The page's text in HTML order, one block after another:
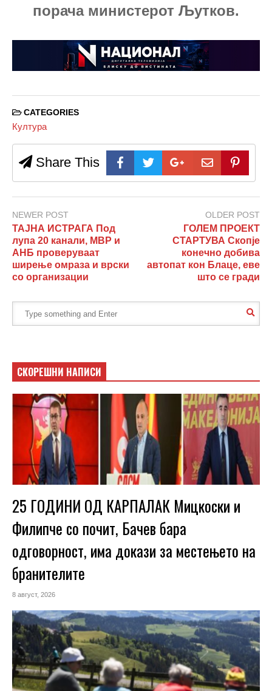
порача министерот Љутков.
CATEGORIES
Култура
Share This
NEWER POST
ТАЈНА ИСТРАГА Под
лупа 20 канали, МВР и
АНБ проверуваат
ширење омраза и врски
со организации
OLDER POST
ГОЛЕМ ПРОЕКТ
СТАРТУВА Скопје
конечно добива
автопат кон Блаце, еве
што се гради
СКОРЕШНИ НАПИСИ
25 ГОДИНИ ОД КАРПАЛАК Мицкоски и
Филипче со почит, Бачев бара
одговорност, има докази за местењето на
бранителите
8 август, 2026